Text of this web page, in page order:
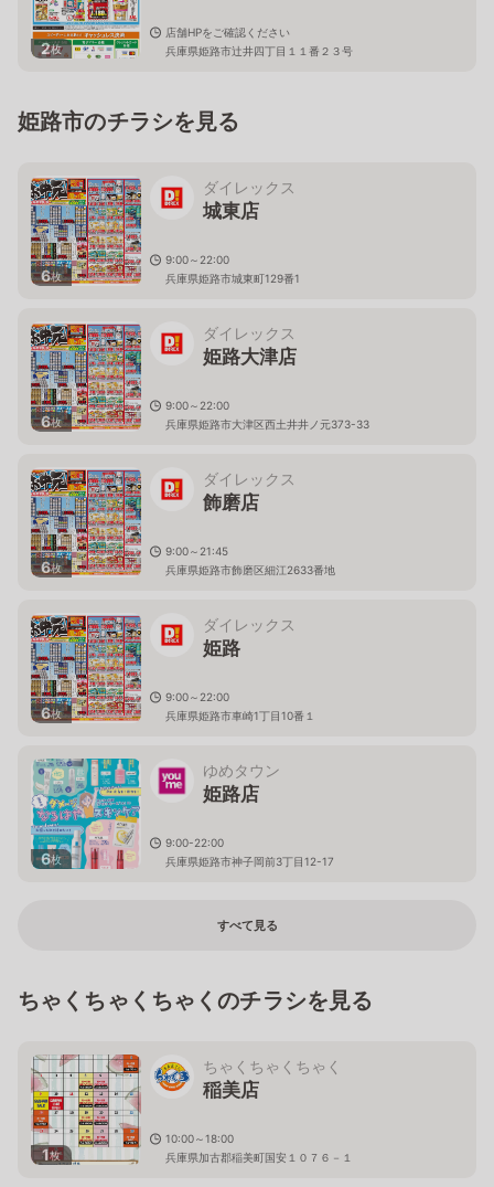
2枚
店舗HPをご確認ください
兵庫県姫路市辻井四丁目１１番２３号
姫路市のチラシを見る
6枚
ダイレックス
城東店
9:00～22:00
兵庫県姫路市城東町129番1
6枚
ダイレックス
姫路大津店
9:00～22:00
兵庫県姫路市大津区西土井井ノ元373-33
6枚
ダイレックス
飾磨店
9:00～21:45
兵庫県姫路市飾磨区細江2633番地
6枚
ダイレックス
姫路
9:00～22:00
兵庫県姫路市車崎1丁目10番１
6枚
ゆめタウン
姫路店
9:00-22:00
兵庫県姫路市神子岡前3丁目12-17
すべて見る
ちゃくちゃくちゃくのチラシを見る
1枚
ちゃくちゃくちゃく
稲美店
10:00～18:00
兵庫県加古郡稲美町国安１０７６－１